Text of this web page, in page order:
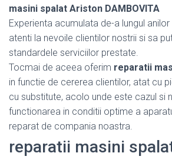
masini spalat Ariston DAMBOVITA
Experienta acumulata de-a lungul
atenti la nevoile clientilor nostrii si sa
standardele serviciilor prestate.
Tocmai de aceea oferim reparatii
in functie de cererea clientilor, atat cu
cu substitute, acolo unde este cazul si
functionarea in conditii optime a
reparat de compania noastra.
reparatii masini